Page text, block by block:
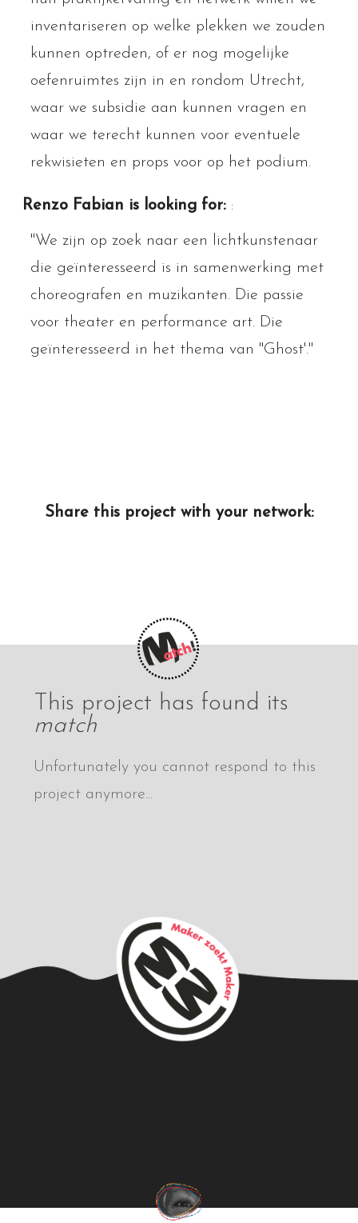
inventariseren op welke plekken we zouden
kunnen optreden, of er nog mogelijke
oefenruimtes zijn in en rondom Utrecht,
waar we subsidie aan kunnen vragen en
waar we terecht kunnen voor eventuele
rekwisieten en props voor op het podium.
Renzo Fabian is looking for: :
"We zijn op zoek naar een lichtkunstenaar
die geïnteresseerd is in samenwerking met
choreografen en muzikanten. Die passie
voor theater en performance art. Die
geïnteresseerd in het thema van "Ghost'."
Share this project with your network:
This project has found its
match
Unfortunately you cannot respond to this
project anymore...